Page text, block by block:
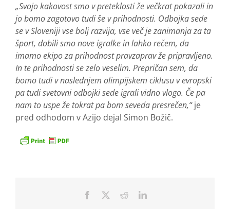
„Svojo kakovost smo v preteklosti že večkrat pokazali in
jo bomo zagotovo tudi še v prihodnosti. Odbojka sede
se v Sloveniji vse bolj razvija, vse več je zanimanja za ta
šport, dobili smo nove igralke in lahko rečem, da
imamo ekipo za prihodnost pravzaprav že pripravljeno.
In te prihodnosti se zelo veselim. Prepričan sem, da
bomo tudi v naslednjem olimpijskem ciklusu v evropski
pa tudi svetovni odbojki sede igrali vidno vlogo. Če pa
nam to uspe že tokrat pa bom seveda presrečen,“je
pred odhodom v Azijo dejal Simon Božič.
Facebook RedditLinkedIn